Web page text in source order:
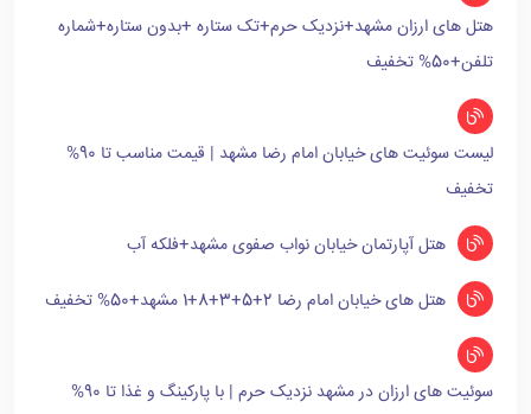
هتل های ارزان مشهد+نزدیک حرم+تک ستاره +بدون ستاره+شماره
تلفن+50% تخفیف
لیست سوئیت های خیابان امام رضا مشهد | قیمت مناسب تا 90%
تخفیف
هتل آپارتمان خیابان نواب صفوی مشهد+فلکه آب
هتل های خیابان امام رضا 2+5+3+8+1 مشهد+50% تخفیف
سوئیت های ارزان در مشهد نزدیک حرم | با پارکینگ و غذا تا 90%